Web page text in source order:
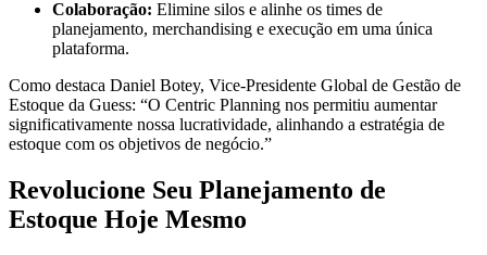
Colaboração: Elimine silos e alinhe os times de
planejamento, merchandising e execução em uma única
plataforma.
Como destaca Daniel Botey, Vice-Presidente Global de Gestão de
Estoque da Guess: “O Centric Planning nos permitiu aumentar
significativamente nossa lucratividade, alinhando a estratégia de
estoque com os objetivos de negócio.”
Revolucione Seu Planejamento de
Estoque Hoje Mesmo